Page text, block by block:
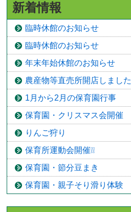
新着情報
臨時休館のお知らせ
臨時休館のお知らせ
年末年始休館のお知らせ
農産物等直売所開店しました
1月から2月の保育園行事
保育園・クリスマス会開催
りんご狩り
保育所運動会開催❕❕
保育園・節分豆まき
保育園・親子そり滑り体験